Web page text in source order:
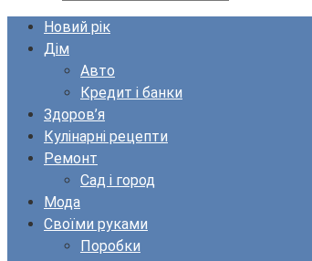
Новий рік
Дім
Авто
Кредит і банки
Здоров’я
Кулінарні рецепти
Ремонт
Сад і город
Мода
Своїми руками
Поробки